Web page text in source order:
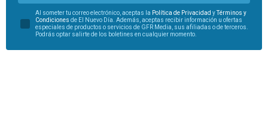
Al someter tu correo electrónico, aceptas la Política de Privacidad y
Términos y
Condiciones de El Nuevo Día. Además, aceptas recibir información u ofertas
especiales de productos o servicios de GFR Media, sus afiliadas o de terceros.
Podrás optar salirte de los boletines en cualquier momento.